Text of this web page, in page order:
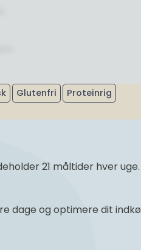
Glutenfri Proteinrig
21 måltider hver
dage og optimere dit